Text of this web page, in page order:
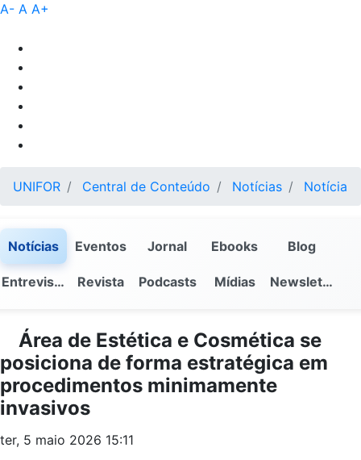
A- A A+
UNIFOR Central de Conteúdo Notícias Notícia
Notícias Eventos Jornal Ebooks Blog
Entrevistas Revista Podcasts Mídias Newsletter
Área de Estética e Cosmética se
posiciona de forma estratégica em
procedimentos minimamente
invasivos
ter, 5 maio 2026 15:11